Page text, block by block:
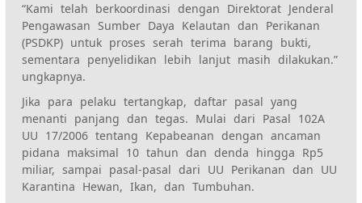
“Kami telah berkoordinasi dengan Direktorat Jenderal
Pengawasan Sumber Daya Kelautan dan Perikanan
(PSDKP) untuk proses serah terima barang bukti,
sementara penyelidikan lebih lanjut masih dilakukan.”
ungkapnya.
Jika para pelaku tertangkap, daftar pasal yang
menanti panjang dan tegas. Mulai dari Pasal 102A
UU 17/2006 tentang Kepabeanan dengan ancaman
pidana maksimal 10 tahun dan denda hingga Rp5
miliar, sampai pasal-pasal dari UU Perikanan dan UU
Karantina Hewan, Ikan, dan Tumbuhan.